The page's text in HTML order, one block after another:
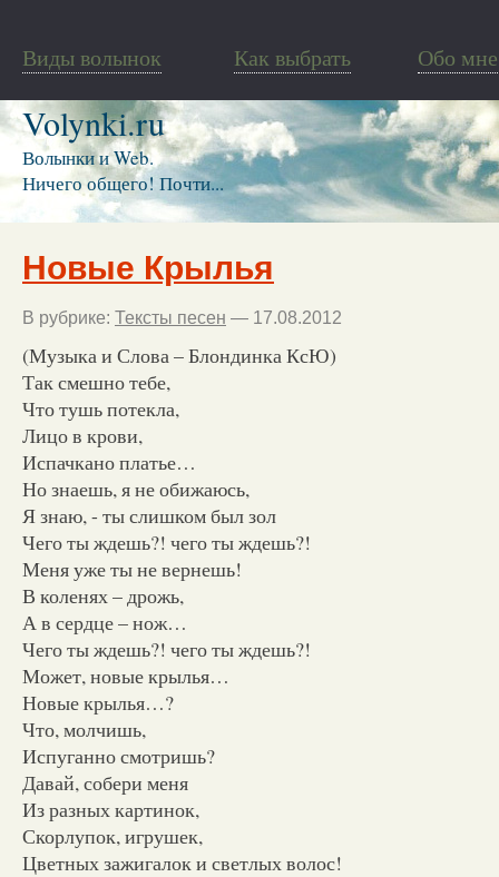
Виды волынок Как выбрать Обо мне
Volynki.ru
Волынки и Web.
Ничего общего! Почти...
Новые Крылья
В рубрике: Тексты песен — 17.08.2012
(Музыка и Слова – Блондинка КсЮ)
Так смешно тебе,
Что тушь потекла,
Лицо в крови,
Испачкано платье…
Но знаешь, я не обижаюсь,
Я знаю, - ты слишком был зол
Чего ты ждешь?! чего ты ждешь?!
Меня уже ты не вернешь!
В коленях – дрожь,
А в сердце – нож…
Чего ты ждешь?! чего ты ждешь?!
Может, новые крылья…
Новые крылья…?
Что, молчишь,
Испуганно смотришь?
Давай, собери меня
Из разных картинок,
Скорлупок, игрушек,
Цветных зажигалок и светлых волос!